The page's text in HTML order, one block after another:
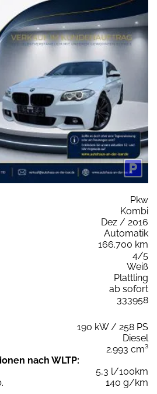
Pkw
Kombi
Dez / 2016
Automatik
166.700 km
4/5
Weiß
Plattling
ab sofort
333958
190 kW / 258 PS
Diesel
2.993 cm³
nach WLTP:
5,3 l/100km
140 g/km